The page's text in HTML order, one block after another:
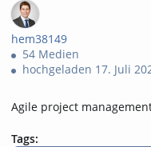
hem38149
54 Medien
hochgeladen 17. Juli
Agile project
Tags: